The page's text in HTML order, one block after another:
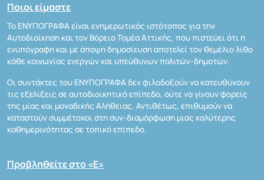
Ποιοι είμαστε
Το ΕΝΥΠΟΓΡΑΦΑ είναι ενημερωτικός ιστότοπος για την
Αυτοδιοίκηση και τον Βόρειο Τομέα Αττικής, που πιστεύει ότι η
ενυπόγραφη και με άποψη δημοσίευση αποτελεί τον θεμέλιο λίθο
κάθε κοινωνίας ενεργών και υπεύθυνων πολιτών-δημοτών.
Οι συντάκτες του ΕΝΥΠΟΓΡΑΦΑ δεν φιλοδοξούν να κατευθύνουν
τις εξελίξεις σε αυτοδιοικητικό επίπεδο, ούτε να γίνουν φορείς
της μίας και μοναδικής Αλήθειας. Αντιθέτως, επιθυμούν να
καταστούν συμμέτοχοι στη συν-διαμόρφωση μιας καλύτερης
καθημερινότητας σε τοπικό επίπεδο.
Προβληθείτε στο «Ε»